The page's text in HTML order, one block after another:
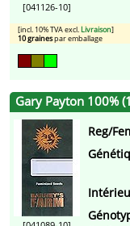
[041126-10]
[incl. 10% TVA excl. Livraison]
10 grainespar emballage
Gary Payton 100%
Reg/